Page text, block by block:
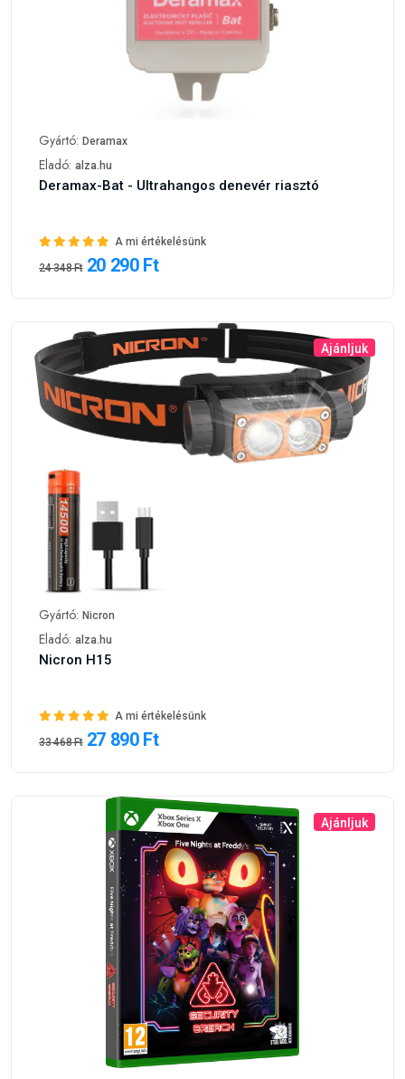
Gyártó: Deramax
Eladó: alza.hu
Deramax-Bat - Ultrahangos denevér riasztó
A mi értékelésünk
24 348 Ft 20 290 Ft
Ajánljuk
Gyártó: Nicron
Eladó: alza.hu
Nicron H15
A mi értékelésünk
33 468 Ft 27 890 Ft
Ajánljuk